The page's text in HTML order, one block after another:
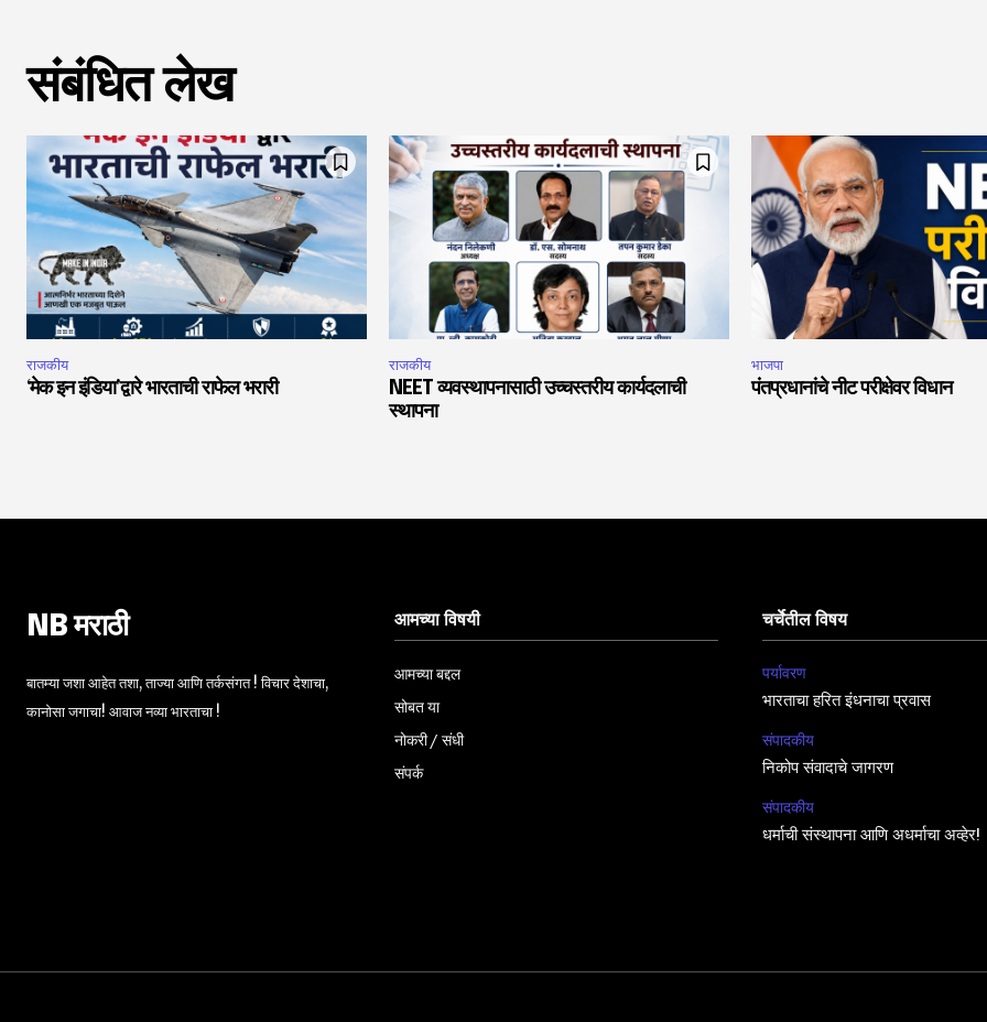
संबंधित लेख
राजकीय
‘मेक इन इंडिया’द्वारे भारताची राफेल भरारी
राजकीय
NEET व्यवस्थापनासाठी उच्चस्तरीय कार्यदलाची
स्थापना
भाजपा
पंतप्रधानांचे नीट परीक्षेवर विधान
NB मराठी
बातम्या जशा आहेत तशा, ताज्या आणि तर्कसंगत ! विचार देशाचा,
कानोसा जगाचा! आवाज नव्या भारताचा !
आमच्या विषयी
आमच्या बद्दल
सोबत या
नोकरी / संधी
संपर्क
चर्चेतील विषय
पर्यावरण
भारताचा हरित इंधनाचा प्रवास
संपादकीय
निकोप संवादाचे जागरण
संपादकीय
धर्माची संस्थापना आणि अधर्माचा अव्हेर!